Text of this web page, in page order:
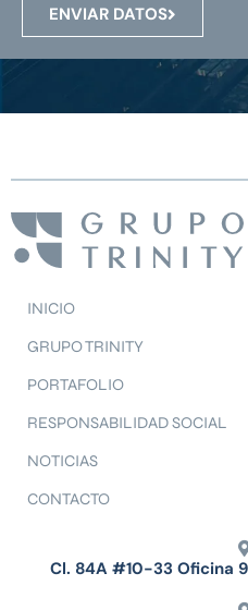
ENVIAR DATOS
INICIO
GRUPO TRINITY
PORTAFOLIO
RESPONSABILIDAD SOCIAL
NOTICIAS
CONTACTO
Cl. 84A #10-33 Oficina